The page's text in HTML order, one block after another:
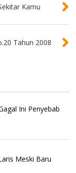
Kamu
Tahun 2008
Ini Penyebab
Meski Baru